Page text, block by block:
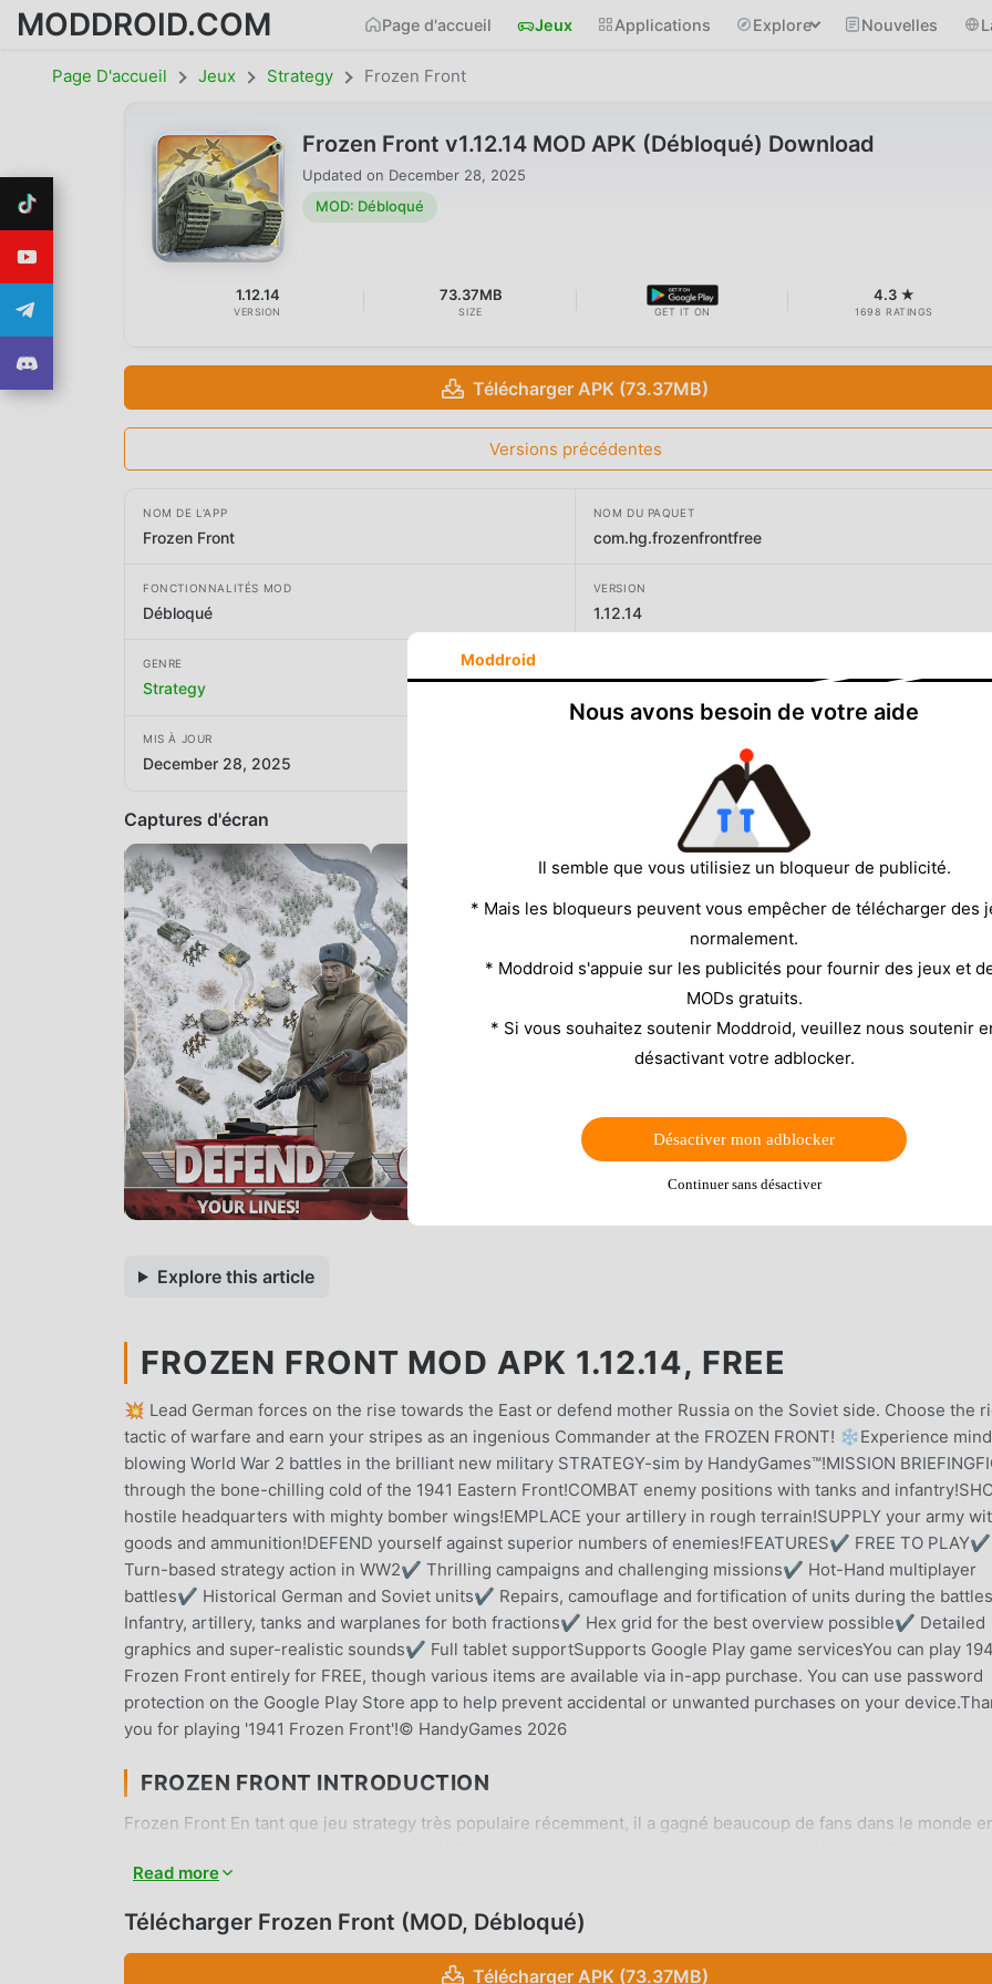
MODDROID.COM Page d'accueil Jeux Applications Explore Nouvelles
Page D'accueil Jeux Strategy Frozen Front
Frozen Front v1.12.14 MOD APK (Débloqué) Download
Updated on December 28, 2025
MOD: Débloqué
1.12.14
VERSION
73.37MB
SIZE GET IT ON
4.3 ★
1698 RATINGS
Télécharger APK (73.37MB)
Versions précédentes
NOM DE L'APP
Frozen Front
NOM DU PAQUET
com.hg.frozenfrontfree
FONCTIONNALITÉS MOD
Débloqué
VERSION
1.12.14
GENRE
Strategy HandyGames
MIS À JOUR
December 28, 2025
Captures d'écran
Explore this article
FROZEN FRONT MOD APK 1.12.14, FREE
💥 Lead German forces on the rise towards the East or defend mother Russia on the Soviet side. Choose the
tactic of warfare and earn your stripes as an ingenious Commander at the FROZEN FRONT! ❄️Experience
blowing World War 2 battles in the brilliant new military STRATEGY-sim by HandyGames™!MISSION
through the bone-chilling cold of the 1941 Eastern Front!COMBAT enemy positions with tanks and
hostile headquarters with mighty bomber wings!EMPLACE your artillery in rough terrain!SUPPLY your army
goods and ammunition!DEFEND yourself against superior numbers of enemies!FEATURES✔ FREE TO PLAY✔
Turn-based strategy action in WW2✔ Thrilling campaigns and challenging missions✔ Hot-Hand multiplayer
battles✔ Historical German and Soviet units✔ Repairs, camouflage and fortification of units during the
Infantry, artillery, tanks and warplanes for both fractions✔ Hex grid for the best overview possible✔ Detailed
graphics and super-realistic sounds✔ Full tablet supportSupports Google Play game servicesYou can play
Frozen Front entirely for FREE, though various items are available via in-app purchase. You can use password
protection on the Google Play Store app to help prevent accidental or unwanted purchases on your
you for playing '1941 Frozen Front'!© HandyGames 2026
FROZEN FRONT INTRODUCTION
Frozen Front En tant que jeu strategy très populaire récemment, il a gagné beaucoup de fans dans le monde
de jeux gratuits mod apk au monde - moddroid est votre meilleur choix. moddroid vous fournit non seulement la
enregistrer la tâche mécanique répétitive dans le jeu, afin que vous puissiez vous concentrer profiter de la joie
apportée par le jeu lui-même. moddroid promet que tout mod Frozen Front ne facturera aucun frais aux
Read more
Télécharger Frozen Front (MOD, Débloqué)
Télécharger APK (73.37MB)
Moddroid
Nous avons besoin de votre aide
Il semble que vous utilisiez un bloqueur de publicité.
* Mais les bloqueurs peuvent vous empêcher de télécharger des
normalement.
* Moddroid s'appuie sur les publicités pour fournir des jeux et
MODs gratuits.
* Si vous souhaitez soutenir Moddroid, veuillez nous soutenir
désactivant votre adblocker.
Désactiver mon adblocker
Continuer sans désactiver